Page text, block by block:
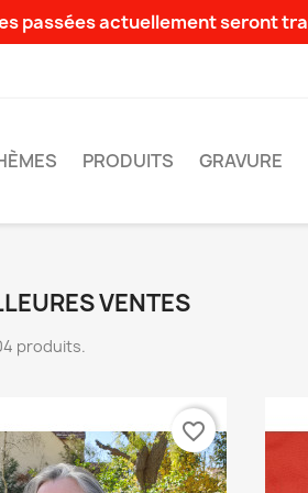
passées actuellement seront
PRODUITS GRAVURE
VENTES
produits.
favorite_border